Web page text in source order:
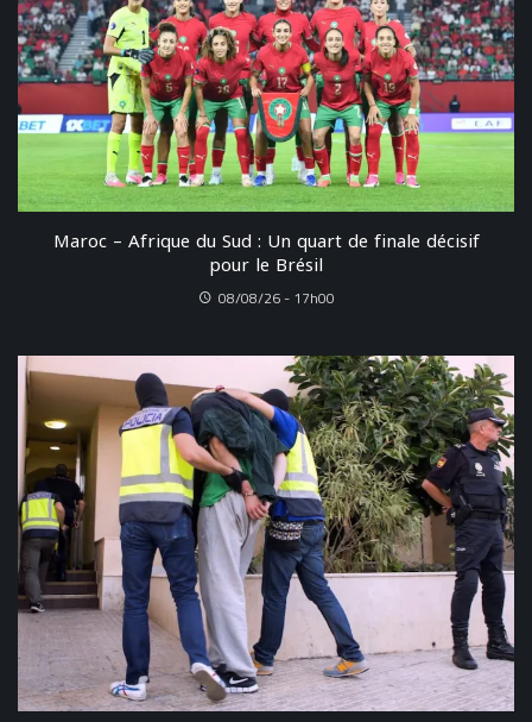
Maroc – Afrique du Sud : Un quart de finale décisif
pour le Brésil
08/08/26 - 17h00